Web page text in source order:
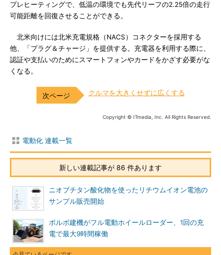
プレヒーティングで、低温の環境でも先代リーフの2.25倍の走行
可能距離を回復させることができる。
北米向けには北米充電規格（NACS）コネクターを採用する
他、「プラグ＆チャージ」を提供する。充電器を利用する際に、
認証や支払いのためにスマートフォンやカードをかざす必要がな
くなる。
クルマを大きくせずに広くする
Copyright © ITmedia, Inc. All Rights Reserved.
電動化 連載一覧
新しい連載記事が 86 件あります
ニオブチタン酸化物を使ったリチウムイオン電池の
サンプル販売開始
ボルボ建機がフル電動ホイールローダー、1回の充
電で最大9時間稼働